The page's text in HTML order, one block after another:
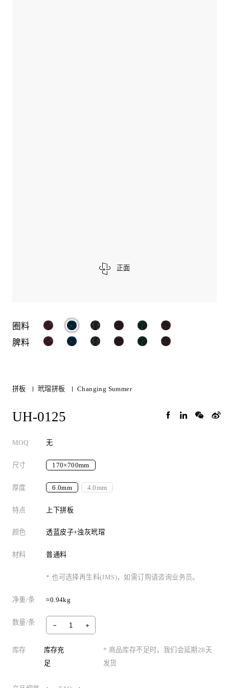
正面
圈料
脾料
拼板 玳瑁拼板 Changing Summer
UH-0125
MOQ 无
尺寸 170×700mm
厚度 6.0mm 4.0mm
特点 上下拼板
颜色 透蓝皮子+浊灰玳瑁
材料 普通料
* 也可选择再生料(JMS)，如需订购请咨询业务员。
净重/条 ≈0.94kg
数量/条
库存
库存充
足
* 商品库存不足时，我们会延期28天
发货